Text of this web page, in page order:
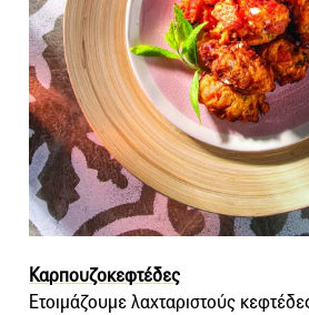
Καρπουζοκεφτέδες
Eτοιμάζουμε λαχταριστούς